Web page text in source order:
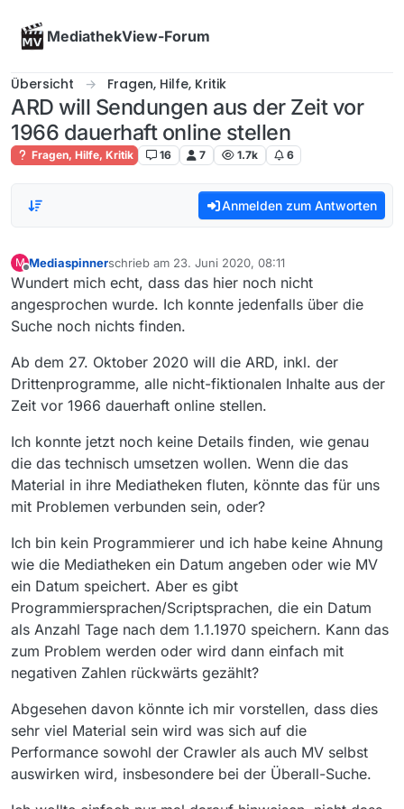
MediathekView-Forum
Übersicht Fragen, Hilfe, Kritik
ARD will Sendungen aus der Zeit vor
1966 dauerhaft online stellen
Fragen, Hilfe, Kritik 16 7 1.7k 6
Anmelden zum Antworten
M
Offline
Mediaspinnerschrieb am 23. Juni 2020, 08:11
zuletzt editiert von
Wundert mich echt, dass das hier noch nicht
angesprochen wurde. Ich konnte jedenfalls über die
Suche noch nichts finden.
Ab dem 27. Oktober 2020 will die ARD, inkl. der
Drittenprogramme, alle nicht-fiktionalen Inhalte aus der
Zeit vor 1966 dauerhaft online stellen.
Ich konnte jetzt noch keine Details finden, wie genau
die das technisch umsetzen wollen. Wenn die das
Material in ihre Mediatheken fluten, könnte das für uns
mit Problemen verbunden sein, oder?
Ich bin kein Programmierer und ich habe keine Ahnung
wie die Mediatheken ein Datum angeben oder wie MV
ein Datum speichert. Aber es gibt
Programmiersprachen/Scriptsprachen, die ein Datum
als Anzahl Tage nach dem 1.1.1970 speichern. Kann das
zum Problem werden oder wird dann einfach mit
negativen Zahlen rückwärts gezählt?
Abgesehen davon könnte ich mir vorstellen, dass dies
sehr viel Material sein wird was sich auf die
Performance sowohl der Crawler als auch MV selbst
auswirken wird, insbesondere bei der Überall-Suche.